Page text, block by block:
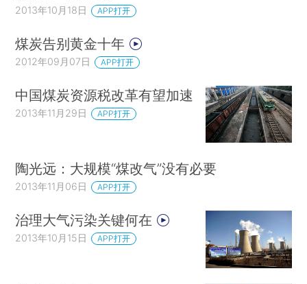
2013年10月18日 APP打开
煤炭告别黄金十年
2012年09月07日 APP打开
中国煤炭资源税改革有望加速
2013年11月29日 APP打开
陶光远：大规模“煤改气”没有必要
2013年11月06日 APP打开
治理大气污染关键何在
2013年10月15日 APP打开